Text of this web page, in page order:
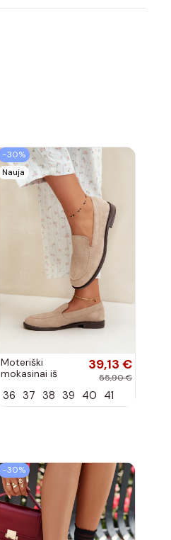
−30%
Nauja
Moteriški
mokasinai iš
zomšos, smėlio
39,13 €
55,90 €
36 37 38 39 40 41
−30%